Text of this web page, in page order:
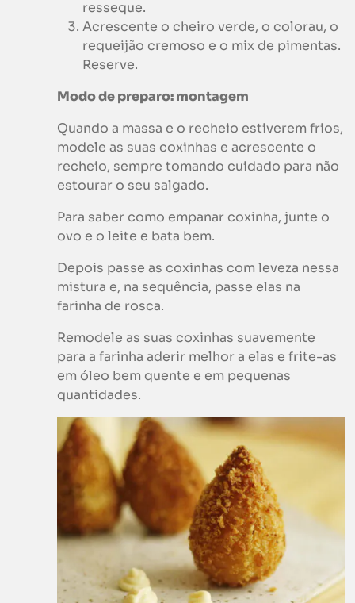
resseque.
Acrescente o cheiro verde, o colorau, o
requeijão cremoso e o mix de pimentas.
Reserve.
Modo de preparo: montagem
Quando a massa e o recheio estiverem frios,
modele as suas coxinhas e acrescente o
recheio, sempre tomando cuidado para não
estourar o seu salgado.
Para saber como empanar coxinha, junte o
ovo e o leite e bata bem.
Depois passe as coxinhas com leveza nessa
mistura e, na sequência, passe elas na
farinha de rosca.
Remodele as suas coxinhas suavemente
para a farinha aderir melhor a elas e frite-as
em óleo bem quente e em pequenas
quantidades.